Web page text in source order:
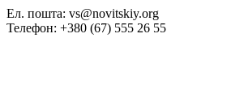
Ел. пошта: vs@novitskiy.org
Телефон: +380 (67) 555 26 55